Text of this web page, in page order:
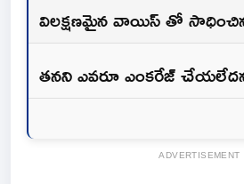
విలక్షణమైన వాయిస్ తో సాధించిన
తనని ఎవరూ ఎంకరేజ్
ADVERTISEMENT